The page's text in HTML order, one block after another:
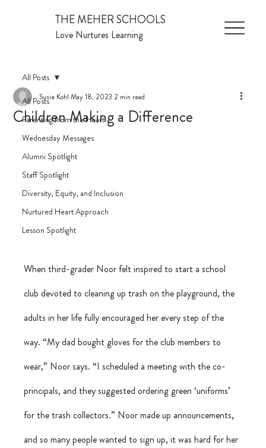
THE MEHER SCHOOLS
Love Nurtures Learning
All Posts
Parenting from the Heart
Wednesday Messages
Alumni Spotlight
Staff Spotlight
Diversity, Equity, and Inclusion
Nurtured Heart Approach
Lesson Spotlight
All Posts
Children Making a Difference
Susie KohlMay 18, 2023 2 min read
When third-grader Noor felt inspired to start a school
club devoted to cleaning up trash on the playground, the
adults in her life fully encouraged her every step of the
way. “My dad bought gloves for the club members to
wear,” Noor says. “I scheduled a meeting with the co-
principals, and they suggested ordering green ‘uniforms’
for the trash collectors.” Noor made up announcements,
and so many people wanted to sign up, it was hard for her